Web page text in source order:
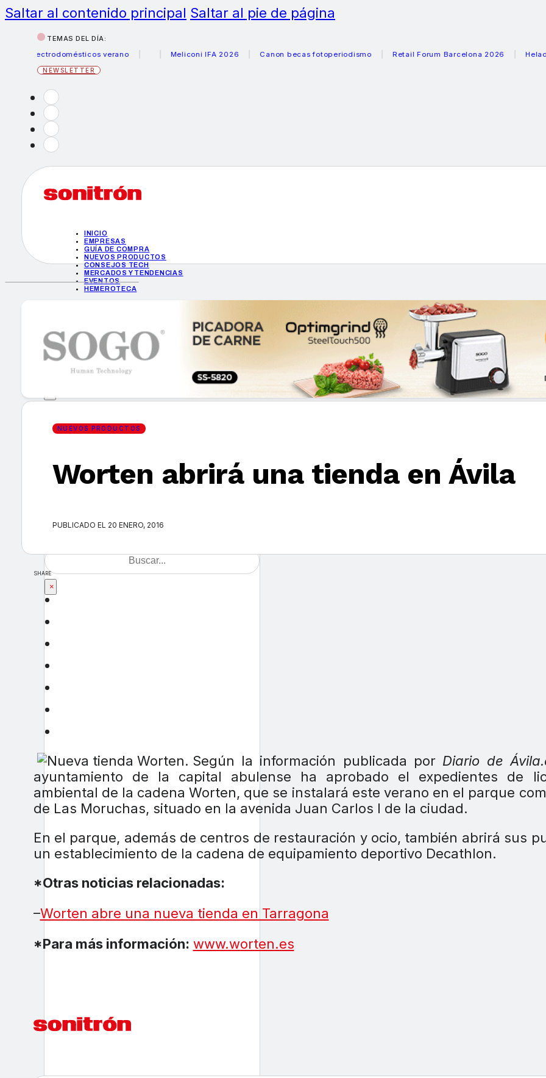
Saltar al contenido principal Saltar al pie de página
TEMAS DEL DÍA:
electrodomésticos verano
Meliconi IFA 2026 Canon becas fotoperiodismo Retail Forum Barcelona 2026 Heladeras
NEWSLETTER
INICIO
EMPRESAS
GUÍA DE COMPRA
NUEVOS PRODUCTOS
CONSEJOS TECH
MERCADOS Y TENDENCIAS
EVENTOS
HEMEROTECA
GUÍA DE COMPRA
NUEVOS PRODUCTOS
CONSEJOS TECH
MERCADOS Y TENDENCIAS
HEMEROTECA
×
NUEVOS PRODUCTOS
Worten abrirá una tienda en Ávila
PUBLICADO EL 20 ENERO, 2016
SHARE
Según la información publicada por Diario de
ayuntamiento de la capital abulense ha aprobado el expedientes de
ambiental de la cadena Worten, que se instalará este verano en el parque
de Las Moruchas, situado en la avenida Juan Carlos I de la ciudad.
En el parque, además de centros de restauración y ocio, también abrirá sus
un establecimiento de la cadena de equipamiento deportivo Decathlon.
*Otras noticias relacionadas:
–Worten abre una nueva tienda en Tarragona
*Para más información: www.worten.es